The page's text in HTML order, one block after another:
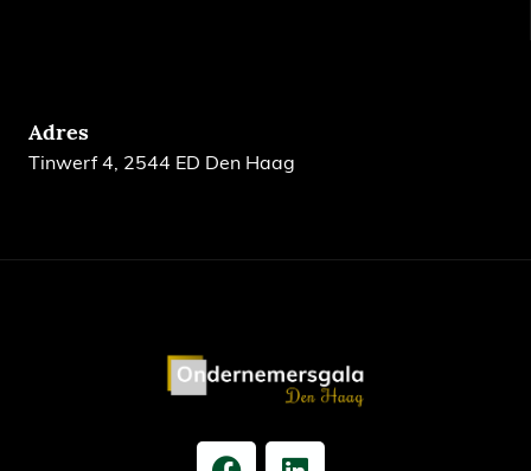
Adres
Tinwerf 4, 2544 ED Den Haag